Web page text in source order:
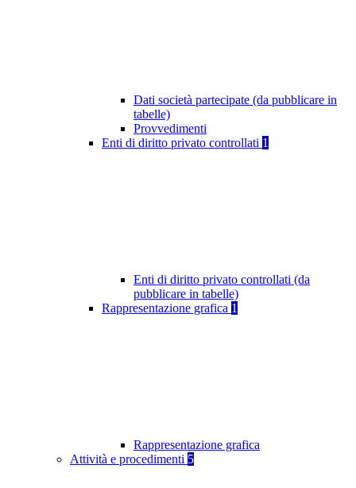
Dati società partecipate (da pubblicare in
tabelle)
Provvedimenti
Enti di diritto privato controllati 1
Enti di diritto privato controllati (da
pubblicare in tabelle)
Rappresentazione grafica 1
Rappresentazione grafica
Attività e procedimenti 5